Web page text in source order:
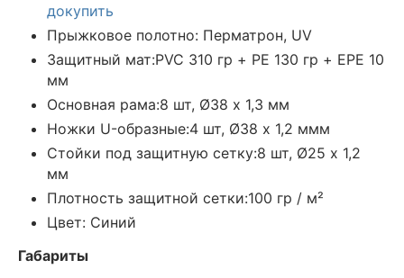
докупить
Прыжковое полотно: Перматрон, UV
Защитный мат:PVC 310 гр + PE 130 гр + EPE 10
мм
Основная рама:8 шт, Ø38 х 1,3 мм
Ножки U-образные:4 шт, Ø38 х 1,2 ммм
Стойки под защитную сетку:8 шт, Ø25 х 1,2
мм
Плотность защитной сетки:100 гр / м²
Цвет: Синий
Габариты